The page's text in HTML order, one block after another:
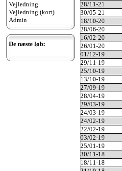
Vejledning
Vejledning (kort)
Admin
De næste løb:
28/11-21
30/05-21
18/10-20
28/06-20
16/02-20
26/01-20
01/12-19
29/11-19
25/10-19
13/10-19
27/09-19
28/04-19
29/03-19
24/03-19
24/02-19
22/02-19
03/02-19
25/01-19
30/11-18
18/11-18